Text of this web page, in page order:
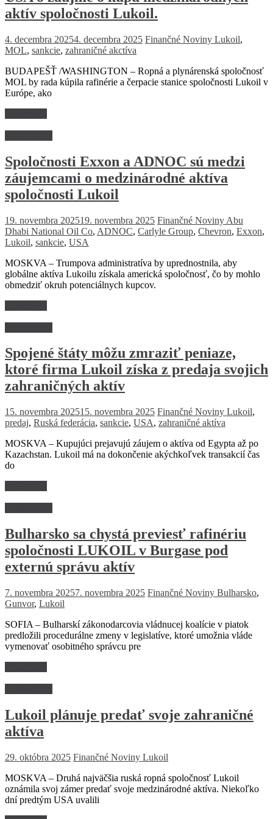
aktív spoločnosti Lukoil.
4. decembra 20254. decembra 2025 Finančné Noviny Lukoil,
MOL, sankcie, zahraničné akctíva
BUDAPEŠŤ /WASHINGTON – Ropná a plynárenská spoločnosť
MOL by rada kúpila rafinérie a čerpacie stanice spoločnosti Lukoil v
Európe, ako
Spoločnosti Exxon a ADNOC sú medzi
záujemcami o medzinárodné aktíva
spoločnosti Lukoil
19. novembra 202519. novembra 2025 Finančné Noviny Abu
Dhabi National Oil Co, ADNOC, Carlyle Group, Chevron, Exxon,
Lukoil, sankcie, USA
MOSKVA – Trumpova administratíva by uprednostnila, aby
globálne aktíva Lukoilu získala americká spoločnosť, čo by mohlo
obmedziť okruh potenciálnych kupcov.
Spojené štáty môžu zmraziť peniaze,
ktoré firma Lukoil získa z predaja svojich
zahraničných aktív
15. novembra 202515. novembra 2025 Finančné Noviny Lukoil,
predaj, Ruská federácia, sankcie, USA, zahraničné aktíva
MOSKVA – Kupujúci prejavujú záujem o aktíva od Egypta až po
Kazachstan. Lukoil má na dokončenie akýchkoľvek transakcií čas
do
Bulharsko sa chystá previesť rafinériu
spoločnosti LUKOIL v Burgase pod
externú správu aktív
7. novembra 20257. novembra 2025 Finančné Noviny Bulharsko,
Gunvor, Lukoil
SOFIA – Bulharskí zákonodarcovia vládnucej koalície v piatok
predložili procedurálne zmeny v legislatíve, ktoré umožnia vláde
vymenovať osobitného správcu pre
Lukoil plánuje predať svoje zahraničné
aktíva
29. októbra 2025 Finančné Noviny Lukoil
MOSKVA – Druhá najväčšia ruská ropná spoločnosť Lukoil
oznámila svoj zámer predať svoje medzinárodné aktíva. Niekoľko
dní predtým USA uvalili